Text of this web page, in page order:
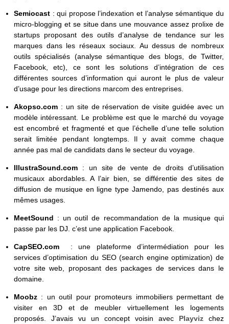
Semiocast : qui propose l’indexation et l’analyse sémantique du
micro-blogging et se situe dans une mouvance assez prolixe de
startups proposant des outils d’analyse de tendance sur les
marques dans les réseaux sociaux. Au dessus de nombreux
outils spécialisés (analyse sémantique des blogs, de Twitter,
Facebook, etc), ce sont les solutions d’intégration de ces
différentes sources d’information qui auront le plus de valeur
d’usage pour les directions marcom des entreprises.
Akopso.com : un site de réservation de visite guidée avec un
modèle intéressant. Le problème est que le marché du voyage
est encombré et fragmenté et que l’échelle d’une telle solution
serait limitée pendant longtemps. Il y avait comme chaque
année pas mal de candidats dans le secteur du voyage.
IllustraSound.com : un site de vente de droits d’utilisation
musicaux abordables. A l’air bien, se différentie des sites de
diffusion de musique en ligne type Jamendo, pas destinés aux
mêmes usages.
MeetSound : un outil de recommandation de la musique qui
passe par les DJ. c’est une application Facebook.
CapSEO.com : une plateforme d’intermédiation pour les
services d’optimisation du SEO (search engine optimization) de
votre site web, proposant des packages de services dans le
domaine.
Moobz : un outil pour promoteurs immobiliers permettant de
visiter en 3D et de meubler virtuellement les logements
proposés. J’avais vu un concept voisin avec Playviz chez